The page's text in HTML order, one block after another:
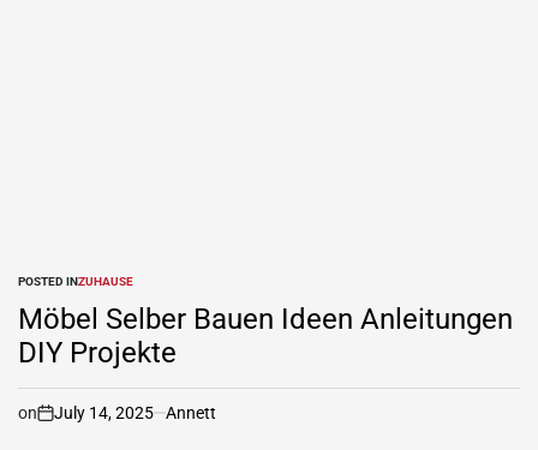
POSTED INZUHAUSE
Möbel Selber Bauen Ideen Anleitungen
DIY Projekte
on July 14, 2025 Annett